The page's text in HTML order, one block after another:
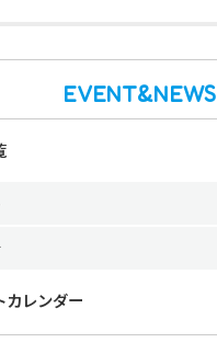
EVENT&NEWS
カレンダー